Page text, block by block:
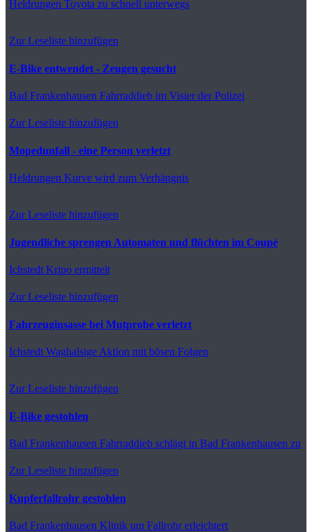
Heldrungen Toyota zu schnell unterwegs
Zur Leseliste hinzufügen
E-Bike entwendet - Zeugen gesucht
Bad Frankenhausen Fahrraddieb im Visier der Polizei
Zur Leseliste hinzufügen
Mopedunfall - eine Person verletzt
Heldrungen Kurve wird zum Verhängnis
Zur Leseliste hinzufügen
Jugendliche sprengen Automaten und flüchten im Coupé
Ichstedt Kripo ermittelt
Zur Leseliste hinzufügen
Fahrzeuginsasse bei Mutprobe verletzt
Ichstedt Waghalsige Aktion mit bösen Folgen
Zur Leseliste hinzufügen
E-Bike gestohlen
Bad Frankenhausen Fahrraddieb schlägt in Bad Frankenhausen zu
Zur Leseliste hinzufügen
Kupferfallrohr gestohlen
Bad Frankenhausen Klinik um Fallrohr erleichtert